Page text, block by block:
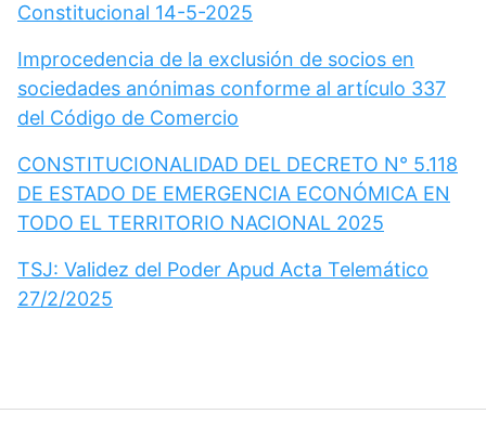
Constitucional 14-5-2025
Improcedencia de la exclusión de socios en
sociedades anónimas conforme al artículo 337
del Código de Comercio
CONSTITUCIONALIDAD DEL DECRETO N° 5.118
DE ESTADO DE EMERGENCIA ECONÓMICA EN
TODO EL TERRITORIO NACIONAL 2025
TSJ: Validez del Poder Apud Acta Telemático
27/2/2025